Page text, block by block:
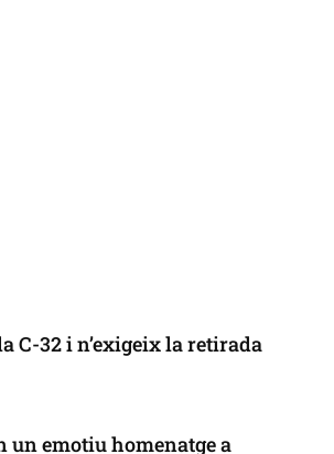
C-32 i n’exigeix la retirada
un emotiu homenatge a